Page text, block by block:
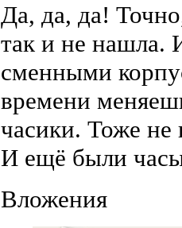
Да, да, да!
так и не нашла.
сменными
времени
часики. Тоже не
И ещё были
Вложения